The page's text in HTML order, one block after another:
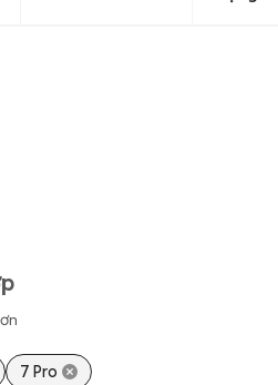
7 Pro